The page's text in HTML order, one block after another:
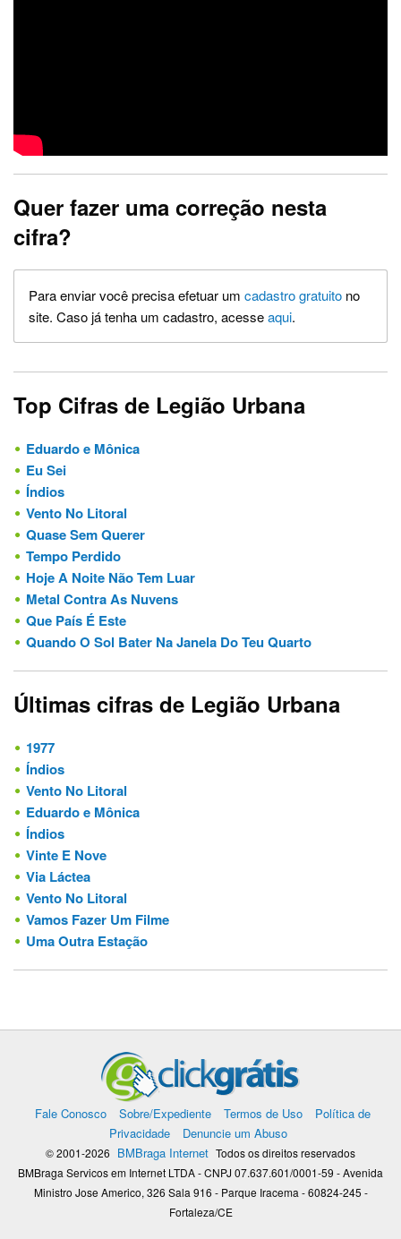
Quer fazer uma correção nesta
cifra?
Para enviar você precisa efetuar um cadastro gratuito no
site. Caso já tenha um cadastro, acesseaqui.
Top Cifras de Legião Urbana
Eduardo e Mônica
Eu Sei
Índios
Vento No Litoral
Quase Sem Querer
Tempo Perdido
Hoje A Noite Não Tem Luar
Metal Contra As Nuvens
Que País É Este
Quando O Sol Bater Na Janela Do Teu Quarto
Últimas cifras de Legião Urbana
1977
Índios
Vento No Litoral
Eduardo e Mônica
Índios
Vinte E Nove
Via Láctea
Vento No Litoral
Vamos Fazer Um Filme
Uma Outra Estação
Fale Conosco Sobre/Expediente Termos de Uso
Política de
Privacidade
Denuncie um Abuso
© 2001-2026 BMBraga Internet Todos os direitos reservados
BMBraga Servicos em Internet LTDA - CNPJ 07.637.601/0001-59 - Avenida
Ministro Jose Americo, 326 Sala 916 - Parque Iracema - 60824-245 -
Fortaleza/CE